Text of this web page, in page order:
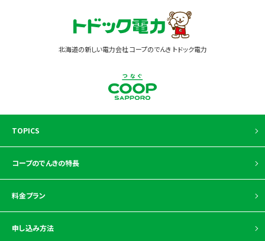
北海道の新しい電力会社 コープのでんき トドック電力
TOPICS
コープのでんきの特長
料金プラン
申し込み方法